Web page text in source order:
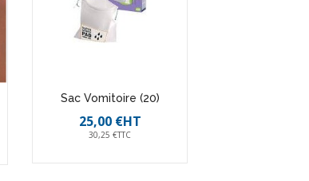
Sac Vomitoire (20)
25,00 €HT
30,25 €TTC